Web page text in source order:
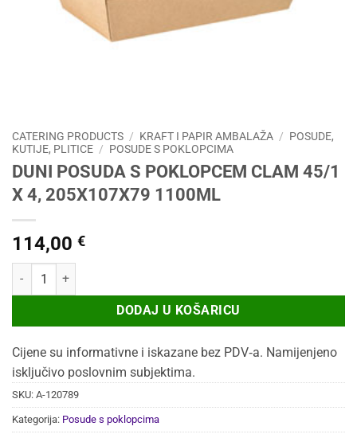
CATERING PRODUCTS / KRAFT I PAPIR AMBALAŽA / POSUDE,
KUTIJE, PLITICE / POSUDE S POKLOPCIMA
DUNI POSUDA S POKLOPCEM CLAM 45/1
X 4, 205X107X79 1100ML
114,00 €
DUNI POSUDA S POKLOPCEM CLAM 45/1 X 4, 205X107X79
DODAJ U KOŠARICU
Cijene su informativne i iskazane bez PDV‑a. Namijenjeno
isključivo poslovnim subjektima.
SKU: A-120789
Kategorija: Posude s poklopcima